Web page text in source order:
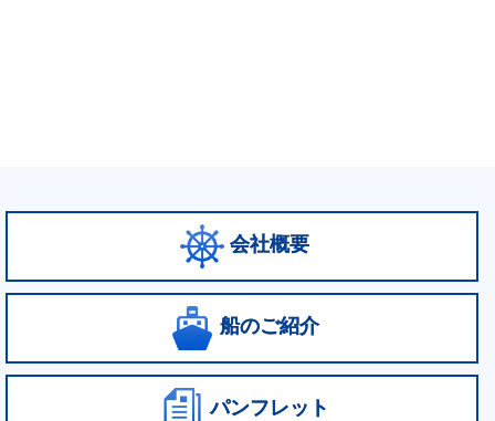
会社概要
船のご紹介
パンフレット